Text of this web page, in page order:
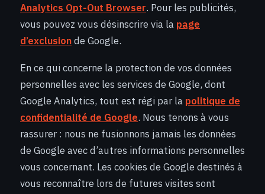
Analytics Opt-Out Browser. Pour les publicités,
vous pouvez vous désinscrire via la page
d’exclusionde Google.
En ce qui concerne la protection de vos données
personnelles avec les services de Google, dont
Google Analytics, tout est régi par la politique de
confidentialité de Google. Nous tenons à vous
rassurer : nous ne fusionnons jamais les données
de Google avec d’autres informations personnelles
vous concernant. Les cookies de Google destinés à
vous reconnaître lors de futures visites sont